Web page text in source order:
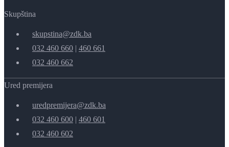
Skupština
skupstina@zdk.ba
032 460 660 | 460 661
032 460 662
Ured premijera
uredpremijera@zdk.ba
032 460 600 | 460 601
032 460 602